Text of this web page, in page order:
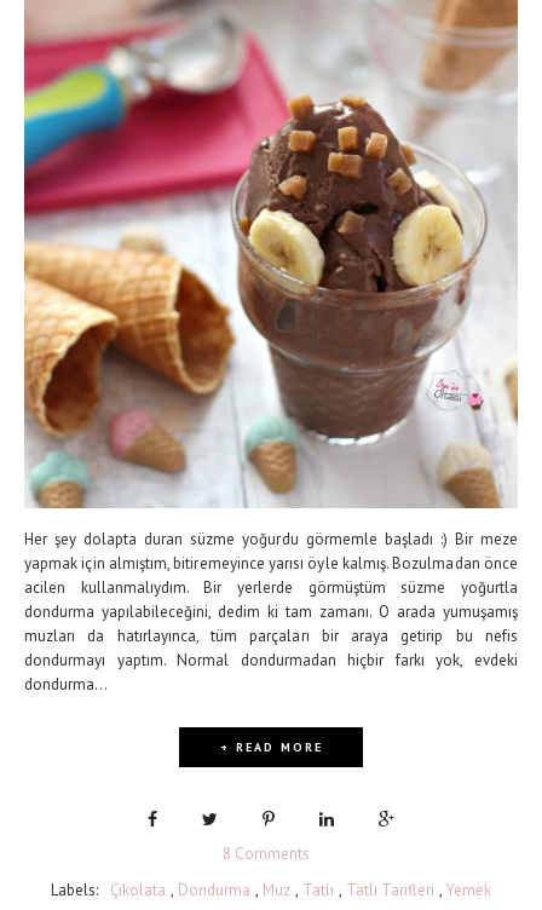
Her şey dolapta duran süzme yoğurdu görmemle başladı :) Bir meze
yapmak için almıştım, bitiremeyince yarısı öyle kalmış. Bozulmadan önce
acilen kullanmalıydım. Bir yerlerde görmüştüm süzme yoğurtla
dondurma yapılabileceğini, dedim ki tam zamanı. O arada yumuşamış
muzları da hatırlayınca, tüm parçaları bir araya getirip bu nefis
dondurmayı yaptım. Normal dondurmadan hiçbir farkı yok, evdeki
dondurma...
+ READ MORE
8 Comments
Labels:
Çikolata , Dondurma , Muz , Tatlı , Tatlı Tarifleri , Yemek